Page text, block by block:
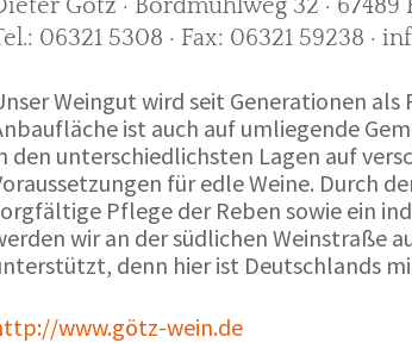
Götz · Bordmühlweg 32 ·
06321 5308 · Fax: 06321 59238 ·
Weingut wird seit Generationen
ist auch auf umliegende
den unterschiedlichsten Lagen auf
für edle Weine. Durch
Pflege der Reben sowie ein
wir an der südlichen Weinstraße
denn hier ist Deutschlands
www.götz-wein.de